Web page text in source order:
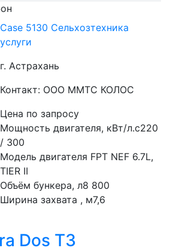
Case 5130 Сельхозтехника
услуги
г. Астрахань
Контакт: ООО ММТС КОЛОС
Цена по запросу
Мощность двигателя, кВт/л.с220
/ 300
Модель двигателя FPT NEF 6.7L,
TIER II
Объём бункера, л8 800
Ширина захвата , м7,6
Dos T3